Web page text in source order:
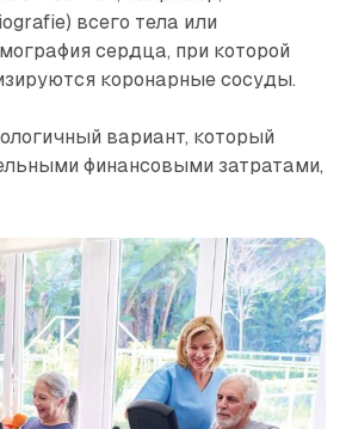
всего тела или
сердца, при которой
коронарные сосуды.
вариант, который
финансовыми затратами,